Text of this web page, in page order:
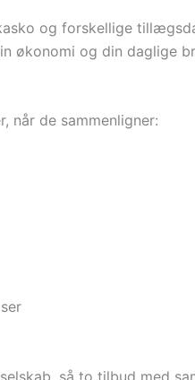
og forskellige
økonomi og din daglige
når de sammenligner:
så to tilbud med